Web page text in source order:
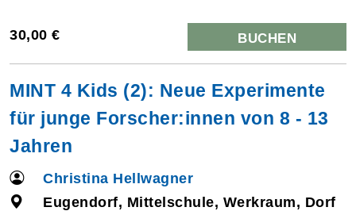
30,00 € BUCHEN
MINT 4 Kids (2): Neue Experimente
für junge Forscher:innen von 8 - 13
Jahren
Christina Hellwagner
Eugendorf, Mittelschule, Werkraum, Dorf